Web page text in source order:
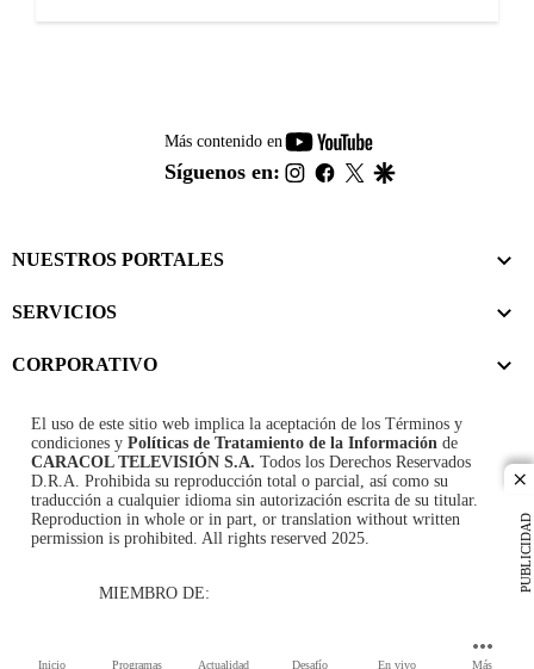
Inicio Programas Actualidad Desafío En vivo Más
PUBLICIDAD
Más contenido en
youtube-
footer
Síguenos en: instagram
facebook
twitter
NUESTROS PORTALES
SERVICIOS
CORPORATIVO
El uso de este sitio web implica la aceptación de los Términos y
condiciones y Políticas de Tratamiento de la Información de
CARACOL TELEVISIÓN S.A. Todos los Derechos Reservados
D.R.A. Prohibida su reproducción total o parcial, así como su
traducción a cualquier idioma sin autorización escrita de su titular.
Reproduction in whole or in part, or translation without written
permission is prohibited. All rights reserved 2025.
MIEMBRO DE: